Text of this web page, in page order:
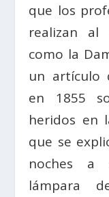
que los
realizan al
como la
un artículo
en 1855
heridos en
que se
noches a
lámpara